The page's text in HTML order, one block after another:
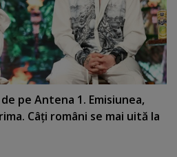
pe Antena 1. Emisiunea,
Câţi români se mai uită la